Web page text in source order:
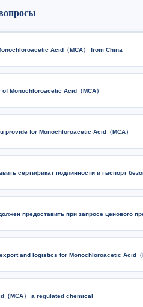
Acid（MCA） from China
Monochloroacetic Acid（MCA）
provide for Monochloroacetic Acid（MCA）
сертификат подлинности и паспорт
предоставить при запросе ценового
and logistics for Monochloroacetic Acid（
（MCA） a regulated chemical